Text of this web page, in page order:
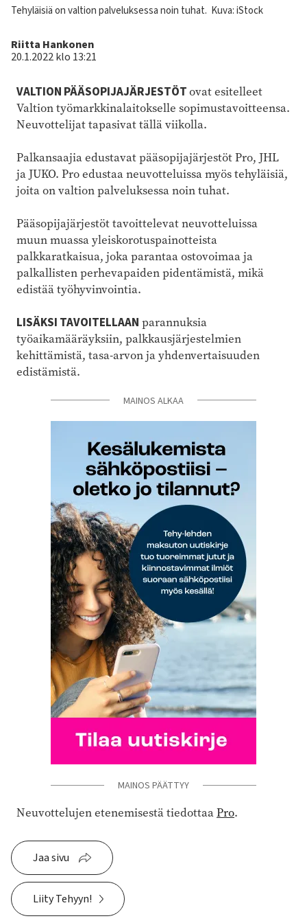
Kuvateksti
Tehyläisiä on valtion palveluksessa noin tuhat. Kuva: iStock
Kirjoittaja
Riitta Hankonen
20.1.2022 klo 13:21
VALTION PÄÄSOPIJAJÄRJESTÖTovat esitelleet
Valtion työmarkkinalaitokselle sopimustavoitteensa.
Neuvottelijat tapasivat tällä viikolla.
Palkansaajia edustavat pääsopijajärjestöt Pro, JHL
ja JUKO. Pro edustaa neuvotteluissa myös tehyläisiä,
joita on valtion palveluksessa noin tuhat.
Pääsopijajärjestöt tavoittelevat neuvotteluissa
muun muassa yleiskorotuspainotteista
palkkaratkaisua, joka parantaa ostovoimaa ja
palkallisten perhevapaiden pidentämistä, mikä
edistää työhyvinvointia.
LISÄKSI TAVOITELLAAN parannuksia
työaikamääräyksiin, palkkausjärjestelmien
kehittämistä, tasa-arvon ja yhdenvertaisuuden
edistämistä.
MAINOS ALKAA
MAINOS PÄÄTTYY
Neuvottelujen etenemisestä tiedottaaPro.
Jaa sivu
Liity Tehyyn!